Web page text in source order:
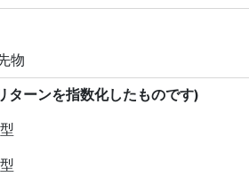
物
ターンを指数化したものです)